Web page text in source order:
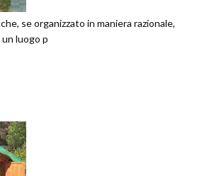
se organizzato in maniera razionale,
luogo p